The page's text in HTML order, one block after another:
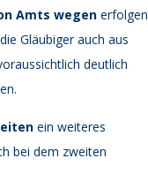
Amts wegen erfolgen
Gläubiger auch aus
deutlich
ein weiteres
bei dem zweiten